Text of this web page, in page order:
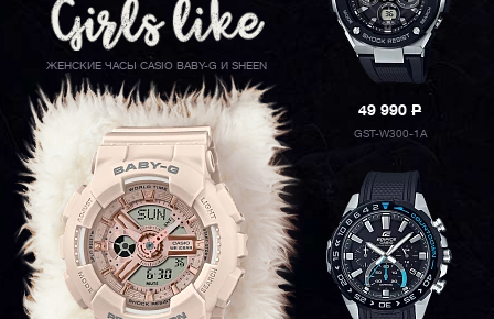
ЖЕНСКИЕ ЧАСЫ CASIO BABY-G И SHEEN
49 990P
GST-W300-1A